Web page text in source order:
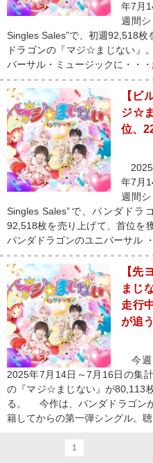
年7月
週間
Singles Sales”で、初週92,518
ドラゴンの『マジ☆まじない』
バーサル・ミュージックに・・・
【ビ
ジ☆
位、
2025
年7月
週間
Singles Sales”で、パンダド
92,518枚を売り上げて、首位
パンダドラゴンのユニバーサル
【先
まじ
走行
が追う
今週
2025年7月14日～7月16日の集
の『マジ☆まじない』が80,113
る。 今作は、パンダドラゴン
籍してからの第一弾シングル。
1